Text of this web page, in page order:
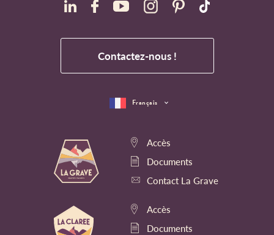
Contactez-nous !
Accès
Documents
Contact La Grave
Accès
Documents
Français